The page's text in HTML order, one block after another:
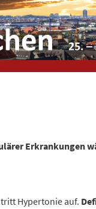
Erkrankungen
Hypertonie auf.